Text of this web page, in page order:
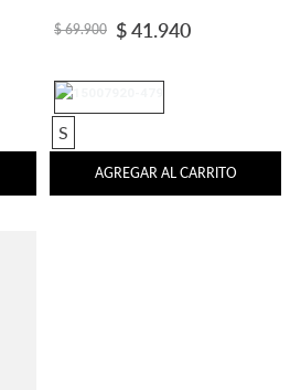
$ 69.900 $41.940
S
AGREGAR AL CARRITO